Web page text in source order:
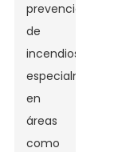
prevención
de
incendios,
especialmente
en
áreas
como